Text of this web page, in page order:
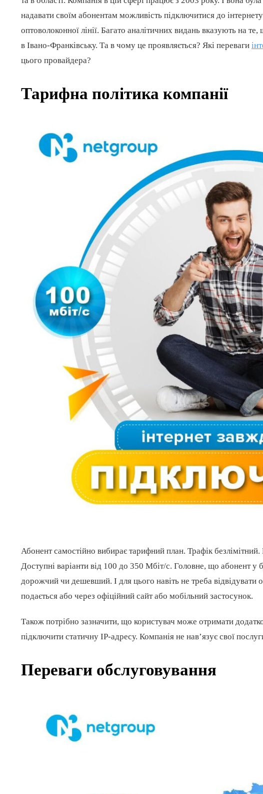
надавати своїм абонентам можливість підключитися до
оптоволоконної лінії. Багато аналітичних видань вказують на
в Івано-Франківську. Та в чому це проявляється? Які переваги
цього провайдера?
Тарифна політика компанії
Абонент самостійно вибирає тарифний план. Трафік
Доступні варіанти від 100 до 350 Мбіт/с. Головне, що абонент
дорожчий чи дешевший. І для цього навіть не треба відвідувати
подається або через офіційний сайт або мобільний застосунок.
Також потрібно зазначити, що користувач може отримати
підключити статичну IP-адресу. Компанія не нав’язує свої
Переваги обслуговування